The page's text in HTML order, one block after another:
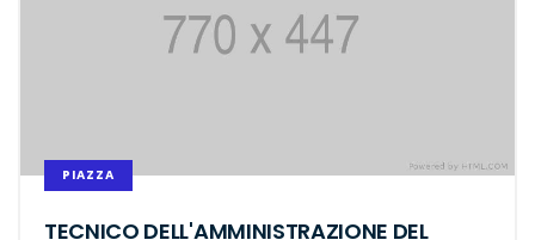
PIAZZA
TECNICO DELL'AMMINISTRAZIONE DEL